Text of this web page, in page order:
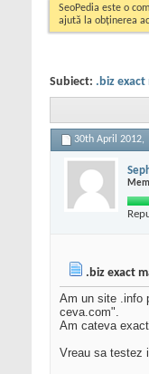
SeoPedia este o
ajută la obținerea
Subiect: .biz
30th April 2012,
.biz exact
Am un site .info
ceva.com".
Am cateva
Vreau sa testez